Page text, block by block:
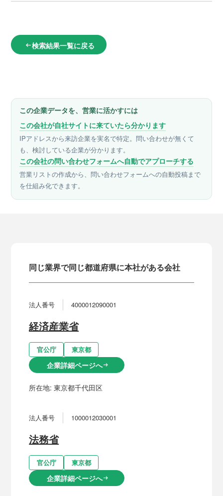
arrow_left_alt検索結果一覧に戻る
この企業データを、営業に活かすには
この会社が自社サイトに来ていたら分かります
IPアドレスから来訪企業を実名で特定。問い合わせが無くて
も、検討している企業が分かります。
この会社の問い合わせフォームへ自動でアプローチする
営業リストの作成から、問い合わせフォームへの自動投稿まで
を仕組み化できます。
同じ業界で同じ都道府県に本社がある会社
法人番号 4000012090001
経済産業省
官公庁 東京都
企業詳細ページへarrow_right_alt
所在地:東京都千代田区
法人番号 1000012030001
法務省
官公庁 東京都
企業詳細ページへarrow_right_alt